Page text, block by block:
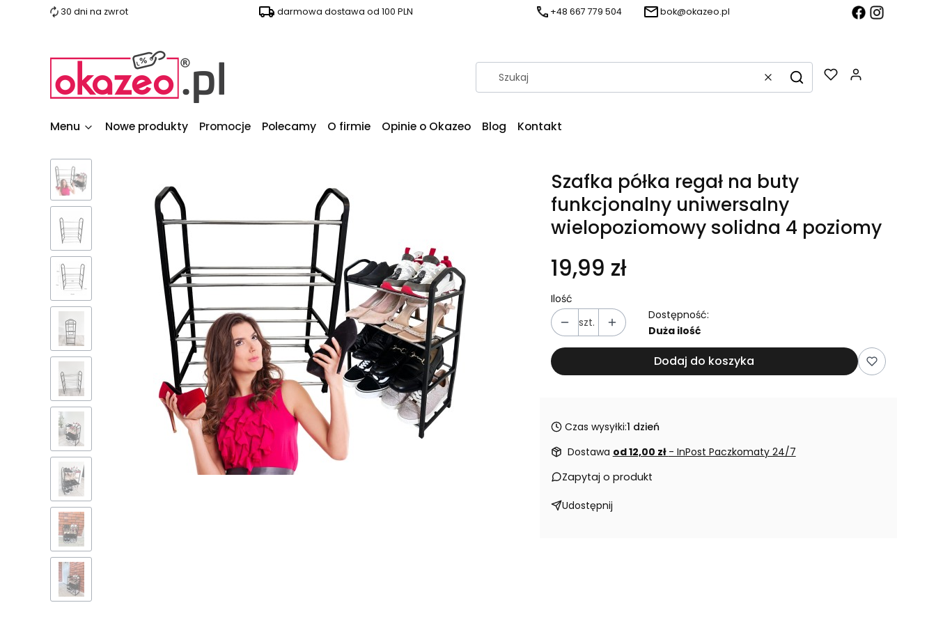
30 dni na zwrot darmowa dostawa od 100 PLN +48 667 779 504 bok@okazeo.pl
WyczyśćSzukaj
Menu Nowe produkty Promocje Polecamy O firmie Opinie o Okazeo Blog Kontakt
Szafka półka regał na buty
funkcjonalny uniwersalny
wielopoziomowy solidna 4 poziomy
19,99 zł
Ilość
szt.
Dostępność:
Duża ilość
Dodaj do koszyka
Czas wysyłki:1 dzień
Dostawa od 12,00 zł - InPost Paczkomaty 24/7
Zapytaj o produkt
Udostępnij